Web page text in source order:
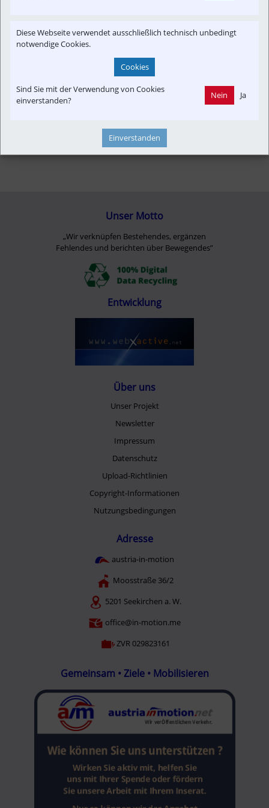
Fahrzeug-Portrait
Betreiber Denkmalschutz
Unser Motto
„Wir verknüpfen Bestehendes, ergänzen
Fehlendes und berichten über Bewegendes”
Entwicklung
Über uns
Unser Projekt
Newsletter
Impressum
Datenschutz
Upload-Richtlinien
Copyright-Informationen
Nutzungsbedingungen
Adresse
austria-in-motion
Moosstraße 36/2
5201 Seekirchen a. W.
office@in-motion.me
ZVR 029823161
Gemeinsam • Ziele • Mobilisieren
Diese Webseite verwendet ausschließlich technisch unbedingt
notwendige Cookies.
Cookies
Sind Sie mit der Verwendung von Cookies
einverstanden?
Nein Ja
Einverstanden